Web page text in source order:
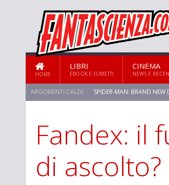
HOME
LIBRI
EBOOK E FUMETTI
CINEMA
NEWS E
ARGOMENTI CALDI: SPIDER-MAN: BRAND NEW
STAR TREK: STRANGE NEW WORLDS
Fandex: il
di ascolto?